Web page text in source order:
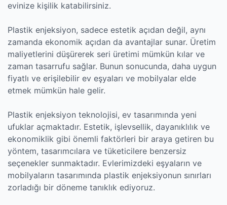
evinize kişilik katabilirsiniz.
Plastik enjeksiyon, sadece estetik açıdan değil, aynı
zamanda ekonomik açıdan da avantajlar sunar. Üretim
maliyetlerini düşürerek seri üretimi mümkün kılar ve
zaman tasarrufu sağlar. Bunun sonucunda, daha uygun
fiyatlı ve erişilebilir ev eşyaları ve mobilyalar elde
etmek mümkün hale gelir.
Plastik enjeksiyon teknolojisi, ev tasarımında yeni
ufuklar açmaktadır. Estetik, işlevsellik, dayanıklılık ve
ekonomiklik gibi önemli faktörleri bir araya getiren bu
yöntem, tasarımcılara ve tüketicilere benzersiz
seçenekler sunmaktadır. Evlerimizdeki eşyaların ve
mobilyaların tasarımında plastik enjeksiyonun sınırları
zorladığı bir döneme tanıklık ediyoruz.